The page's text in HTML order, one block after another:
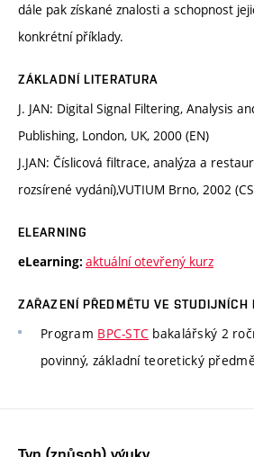
dále pak získané znalosti a schopnost
konkrétní příklady.
ZÁKLADNÍ LITERATURA
J. JAN: Digital Signal Filtering, Analysis
Publishing, London, UK, 2000 (EN)
J.JAN: Číslicová filtrace, analýza a
rozsírené vydání),VUTIUM Brno, 2002
ELEARNING
eLearning: aktuální otevřený kurz
ZAŘAZENÍ PŘEDMĚTU VE STUDIJNÍCH
Program BPC-STC bakalářský 2
povinný, základní teoretický